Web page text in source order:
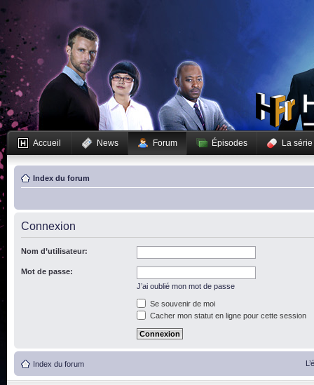
Accueil News Forum Épisodes La série
Index du forum
Connexion
Nom d’utilisateur:
Mot de passe:
J’ai oublié mon mot de passe
Se souvenir de moi
Cacher mon statut en ligne pour cette session
Index du forum